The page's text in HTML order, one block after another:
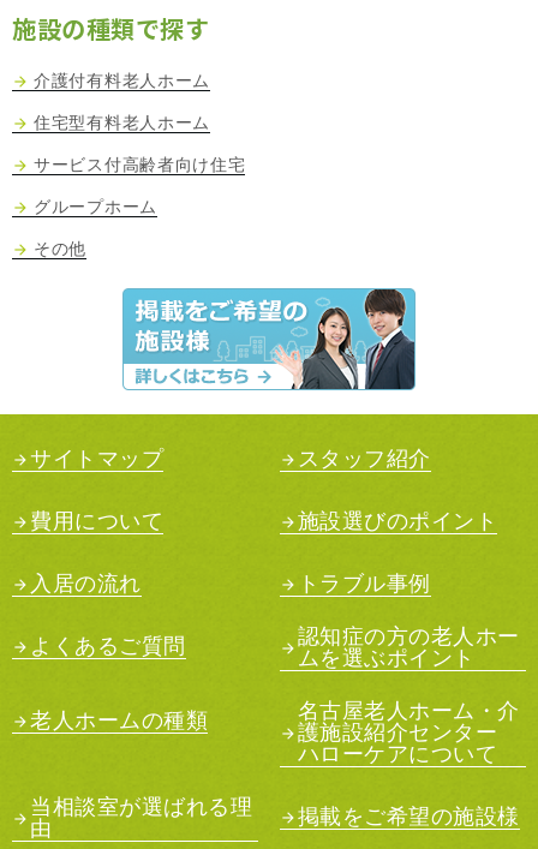
施設の種類で探す
介護付有料老人ホーム
住宅型有料老人ホーム
サービス付高齢者向け住宅
グループホーム
その他
サイトマップ スタッフ紹介
費用について 施設選びのポイント
入居の流れ トラブル事例
よくあるご質問
認知症の方の老人ホー
ムを選ぶポイント
老人ホームの種類
名古屋老人ホーム・介
護施設紹介センター
ハローケアについて
当相談室が選ばれる理
由
掲載をご希望の施設様